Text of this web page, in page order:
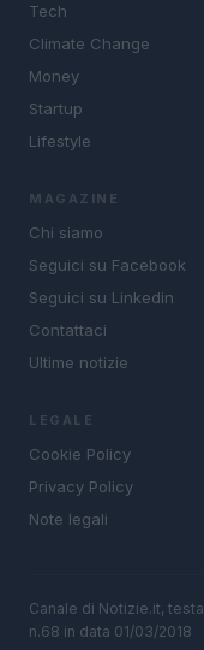
Tech
Climate Change
Money
Startup
Lifestyle
MAGAZINE
Chi siamo
Seguici su Facebook
Seguici su Linkedin
Contattaci
Ultime notizie
LEGALE
Cookie Policy
Privacy Policy
Note legali
Canale di Notizie.it,
n.68 in data 01/03/2018